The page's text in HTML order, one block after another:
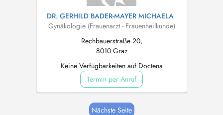
DR. GERHILD BADER-MAYER MICHAELA
Gynäkologie (Frauenarzt - Frauenheilkunde)
Rechbauerstraße 20,
8010 Graz
Keine Verfügbarkeiten auf Doctena
Termin per Anruf
Nächste Seite